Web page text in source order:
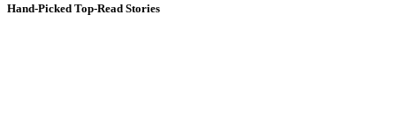
Hand-Picked Top-Read Stories